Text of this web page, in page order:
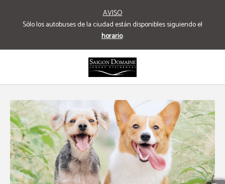
AVISO
Sólo los autobuses de la ciudad están disponibles siguiendo el
horario.
Aceptamos Mascotas del Saigon Domaine Luxury Residences Hotel en Ho